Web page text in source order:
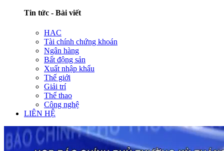
Tin tức - Bài viết
HAC
Tài chính chứng khoán
Ngân hàng
Bất động sản
Xuất nhập khẩu
Thế giới
Giải trí
Thể thao
Công nghệ
LIÊN HỆ